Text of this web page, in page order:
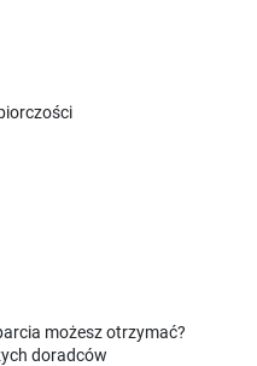
możesz otrzymać?
doradców